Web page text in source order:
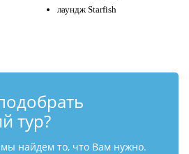
лаундж Starfish
тур?
мы найдем то, что Вам нужно.